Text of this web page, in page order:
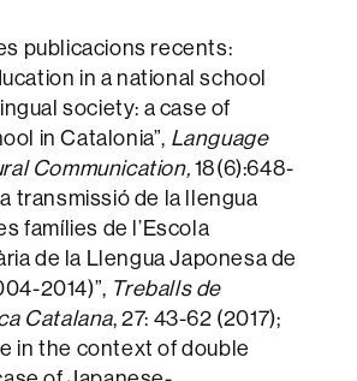
publicacions recents:
in a national school
society: a case of
in Catalonia”, Language
Communication,18(6):648-
transmissió de la llengua
famílies de l’Escola
de la Llengua Japonesa de
2014)”, Treballs de
Catalana, 27: 43-62 (2017);
in the context of double